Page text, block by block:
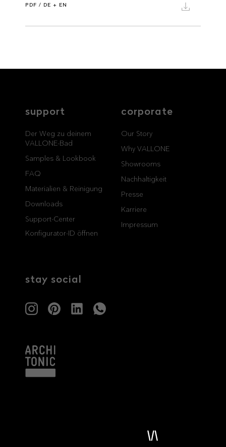
PDF / DE + EN
support
Der Weg zu deinem
VALLONE-Bad
Samples & Lookbook
FAQ
Materialien & Reinigung
Downloads
Support-Center
Konfigurator-ID öffnen
corporate
Our Story
Why VALLONE
Showrooms
Nachhaltigkeit
Presse
Karriere
Impressum
stay social